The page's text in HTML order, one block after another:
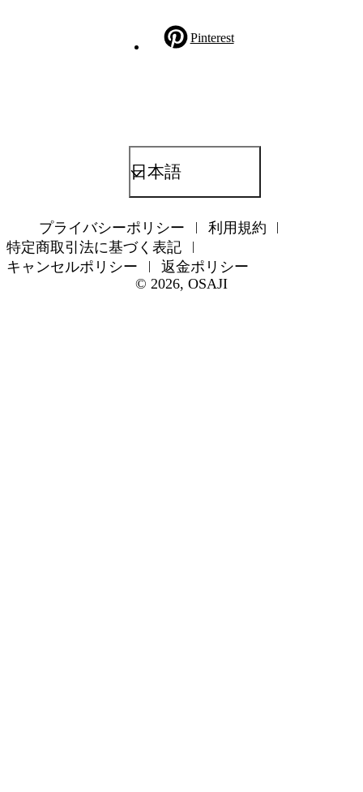
Pinterest
日本語
プライバシーポリシー
利用規約
特定商取引法に基づく表記
キャンセルポリシー
返金ポリシー
© 2026, OSAJI